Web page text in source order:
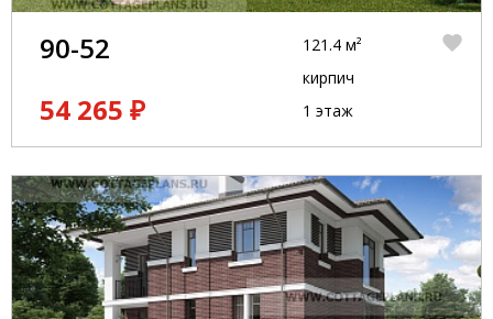
90-52
54 265 ₽
121.4 м²
кирпич
1 этаж